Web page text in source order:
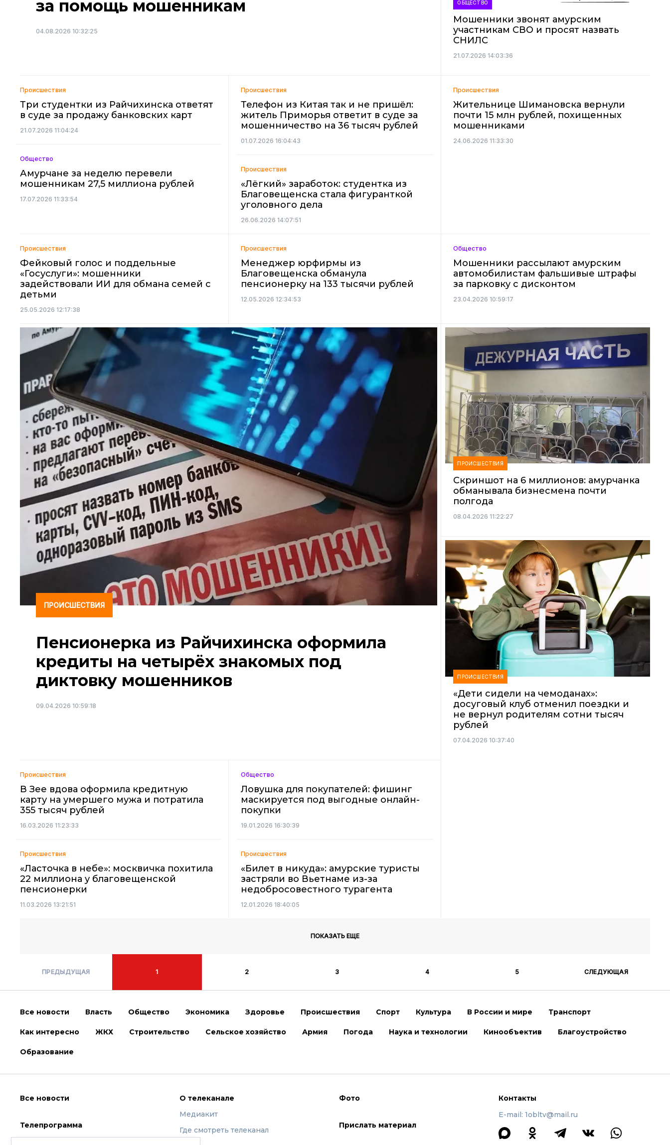
за помощь мошенникам
04.08.2026 10:32:25
ОБЩЕСТВО
Мошенники звонят амурским
участникам СВО и просят назвать
СНИЛС
21.07.2026 14:03:36
Происшествия
Три студентки из Райчихинска ответят
в суде за продажу банковских карт
21.07.2026 11:04:24
Общество
Амурчане за неделю перевели
мошенникам 27,5 миллиона рублей
17.07.2026 11:33:54
Происшествия
Телефон из Китая так и не пришёл:
житель Приморья ответит в суде за
мошенничество на 36 тысяч рублей
01.07.2026 16:04:43
Происшествия
«Лёгкий» заработок: студентка из
Благовещенска стала фигуранткой
уголовного дела
26.06.2026 14:07:51
Происшествия
Жительнице Шимановска вернули
почти 15 млн рублей, похищенных
мошенниками
24.06.2026 11:33:30
Происшествия
Фейковый голос и поддельные
«Госуслуги»: мошенники
задействовали ИИ для обмана семей с
детьми
25.05.2026 12:17:38
Происшествия
Менеджер юрфирмы из
Благовещенска обманула
пенсионерку на 133 тысячи рублей
12.05.2026 12:34:53
Общество
Мошенники рассылают амурским
автомобилистам фальшивые штрафы
за парковку с дисконтом
23.04.2026 10:59:17
ПРОИСШЕСТВИЯ
Пенсионерка из Райчихинска оформила
кредиты на четырёх знакомых под
диктовку мошенников
09.04.2026 10:59:18
ПРОИСШЕСТВИЯ
Скриншот на 6 миллионов: амурчанка
обманывала бизнесмена почти
полгода
08.04.2026 11:22:27
ПРОИСШЕСТВИЯ
«Дети сидели на чемоданах»:
досуговый клуб отменил поездки и
не вернул родителям сотни тысяч
рублей
07.04.2026 10:37:40
Происшествия
В Зее вдова оформила кредитную
карту на умершего мужа и потратила
355 тысяч рублей
16.03.2026 11:23:33
Происшествия
«Ласточка в небе»: москвичка похитила
22 миллиона у благовещенской
пенсионерки
11.03.2026 13:21:51
Общество
Ловушка для покупателей: фишинг
маскируется под выгодные онлайн-
покупки
19.01.2026 16:30:39
Происшествия
«Билет в никуда»: амурские туристы
застряли во Вьетнаме из-за
недобросовестного турагента
12.01.2026 18:40:05
ПОКАЗАТЬ ЕЩЕ
ПРЕДЫДУЩАЯ 1 2 3 4 5 СЛЕДУЮЩАЯ
Все новости Власть Общество Экономика Здоровье Происшествия Спорт Культура В России и мире Транспорт
Как интересно ЖКХ Строительство Сельское хозяйство Армия Погода Наука и технологии Кинообъектив Благоустройство
Образование
Все новости
Телепрограмма
О телеканале
Медиакит
Где смотреть телеканал
Фото
Прислать материал
Контакты
E-mail: 1obltv@mail.ru